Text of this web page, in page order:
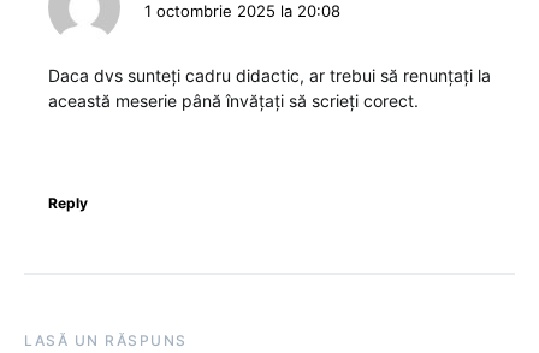
1 octombrie 2025 la 20:08
Daca dvs sunteți cadru didactic, ar trebui să renunţaţi la
această meserie până învățați să scrieți corect.
Reply
LASĂ UN RĂSPUNS